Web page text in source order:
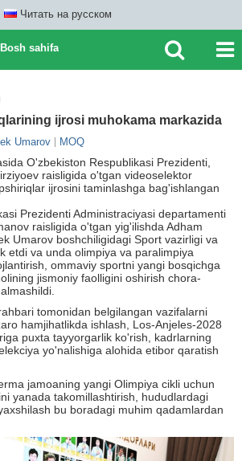
Читать на русском
Bosh sahifa
ijrosi muhokama markazida
Umarov MOQ
O'zbekiston Respublikasi Prezidenti,
raisligida o'tgan videoselektor
ijrosini taminlashga bag'ishlangan
Prezidenti Administraciyasi departamenti
raisligida o'tgan yig'ilishda Adham
Umarov boshchiligidagi Sport vazirligi va
etdi va unda olimpiya va paralimpiya
ommaviy sportni yangi bosqichga
jismoniy faolligini oshirish chora-
tomonidan belgilangan vazifalarni
hamjihatlikda ishlash, Los-Anjeles-2028
puxta tayyorgarlik ko'rish, kadrlarning
yo'nalishiga alohida etibor qaratish
jamoaning yangi Olimpiya cikli uchun
yanada takomillashtirish, hududlardagi
bu boradagi muhim qadamlardan